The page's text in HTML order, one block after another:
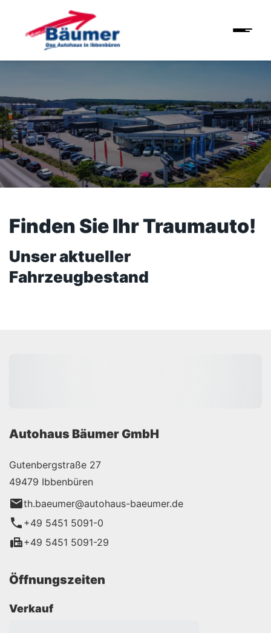
Finden Sie Ihr Traumauto!
Unser aktueller
Fahrzeugbestand
Autohaus Bäumer GmbH
Gutenbergstraße 27
49479 Ibbenbüren
th.baeumer@autohaus-baeumer.de
+49 5451 5091-0
+49 5451 5091-29
Öffnungszeiten
Verkauf